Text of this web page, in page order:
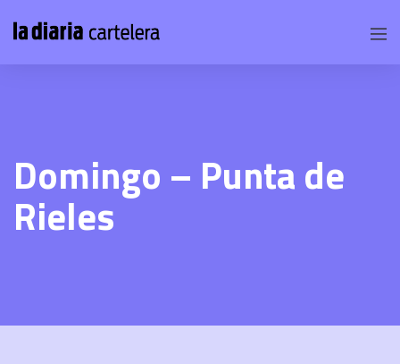
Domingo – Punta de
Rieles